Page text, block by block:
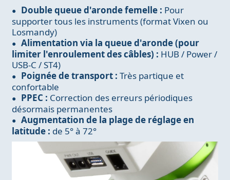
Double queue d'aronde femelle : Pour
supporter tous les instruments (format Vixen ou
Losmandy)
Alimentation via la queue d'aronde (pour
limiter l'enroulement des câbles) : HUB / Power /
USB-C / ST4)
Poignée de transport : Très partique et
confortable
PPEC : Correction des erreurs périodiques
désormais permanentes
Augmentation de la plage de réglage en
latitude : de 5° à 72°